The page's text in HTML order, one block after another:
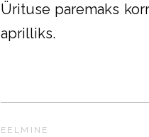
Ürituse paremaks
aprilliks.
EELMINE